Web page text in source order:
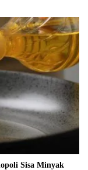
Sisa Minyak